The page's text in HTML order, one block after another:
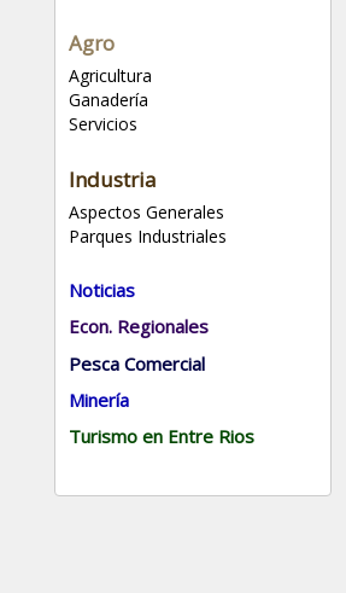
Agro
Agricultura
Ganadería
Servicios
Industria
Aspectos Generales
Parques Industriales
Noticias
Econ. Regionales
Pesca Comercial
Minería
Turismo en Entre Rios